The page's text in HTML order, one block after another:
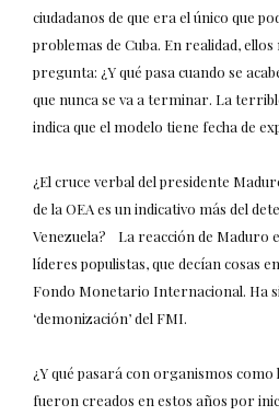
ciudadanos de que era el único que
problemas de Cuba. En realidad, ellos
pregunta: ¿Y qué pasa cuando se
que nunca se va a terminar. La
indica que el modelo tiene fecha de
¿El cruce verbal del presidente
de la OEA es un indicativo más del
Venezuela? La reacción de Maduro
líderes populistas, que decían cosas
Fondo Monetario Internacional. Ha
‘demonización’ del FMI.
¿Y qué pasará con organismos como
fueron creados en estos años por